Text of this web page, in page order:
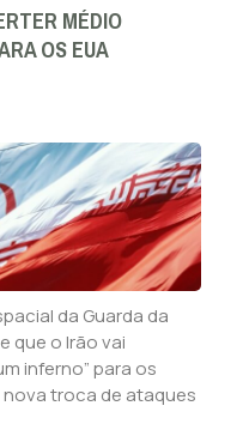
MÉDIO
OS EUA
da Guarda da
que o Irão vai
inferno” para os
nova troca de ataques